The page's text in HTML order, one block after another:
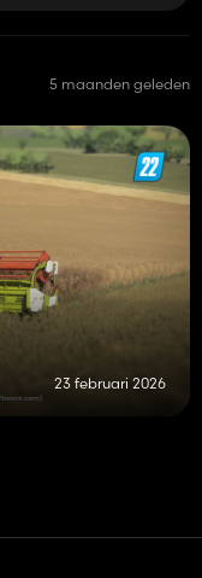
5 maanden geleden
23 februari 2026